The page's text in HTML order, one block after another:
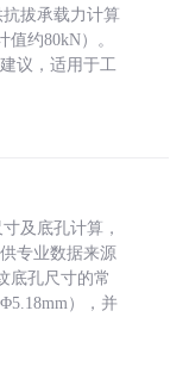
抗拔承载力计算
约80kN）。
议，适用于工
及底孔计算，
专业数据来源
底孔尺寸的常
），并